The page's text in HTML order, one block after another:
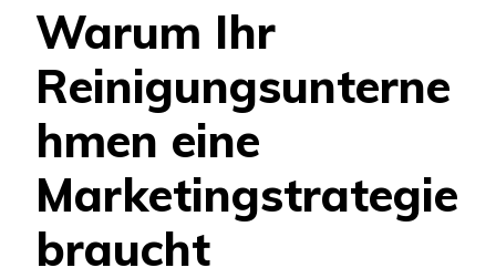
Warum Ihr
Reinigungsunterne
hmen eine
Marketingstrategie
braucht